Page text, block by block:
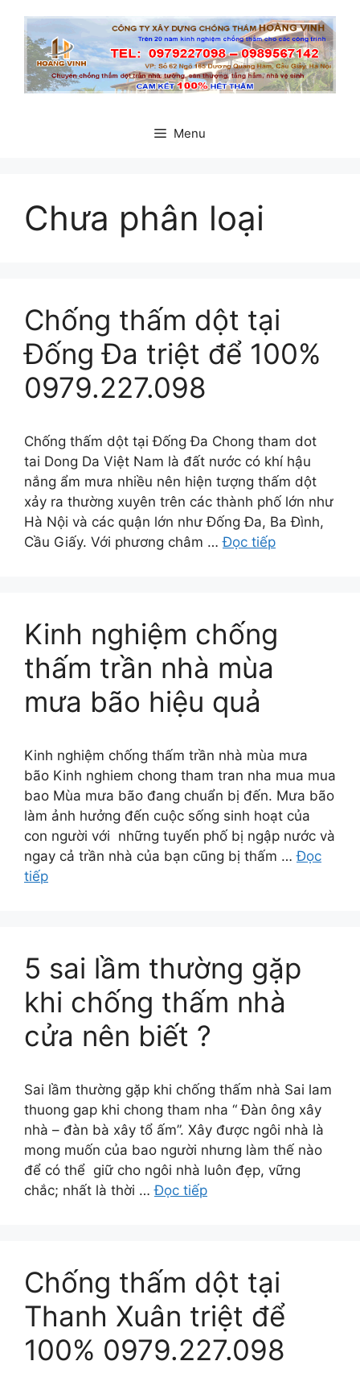
dung
Menu
Chưa phân loại
Chống thấm dột tại
Đống Đa triệt để 100%
0979.227.098
Chống thấm dột tại Đống Đa Chong tham dot
tai Dong Da Việt Nam là đất nước có khí hậu
nắng ẩm mưa nhiều nên hiện tượng thấm dột
xảy ra thường xuyên trên các thành phố lớn như
Hà Nội và các quận lớn như Đống Đa, Ba Đình,
Cầu Giấy. Với phương châm …Đọc tiếp
Kinh nghiệm chống
thấm trần nhà mùa
mưa bão hiệu quả
Kinh nghiệm chống thấm trần nhà mùa mưa
bão Kinh nghiem chong tham tran nha mua mua
bao Mùa mưa bão đang chuẩn bị đến. Mưa bão
làm ảnh hưởng đến cuộc sống sinh hoạt của
con người với những tuyến phố bị ngập nước và
ngay cả trần nhà của bạn cũng bị thấm …Đọc
tiếp
5 sai lầm thường gặp
khi chống thấm nhà
cửa nên biết ?
Sai lầm thường gặp khi chống thấm nhà Sai lam
thuong gap khi chong tham nha “ Đàn ông xây
nhà – đàn bà xây tổ ấm”. Xây được ngôi nhà là
mong muốn của bao người nhưng làm thế nào
để có thể giữ cho ngôi nhà luôn đẹp, vững
chắc; nhất là thời …Đọc tiếp
Chống thấm dột tại
Thanh Xuân triệt để
100% 0979.227.098